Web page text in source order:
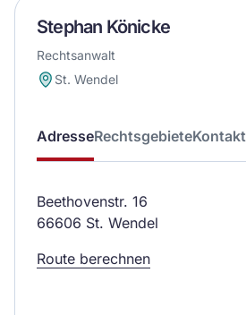
Stephan Könicke
Rechtsanwalt
St. Wendel
AdresseRechtsgebieteKontakt
Beethovenstr. 16
66606 St. Wendel
Route berechnen